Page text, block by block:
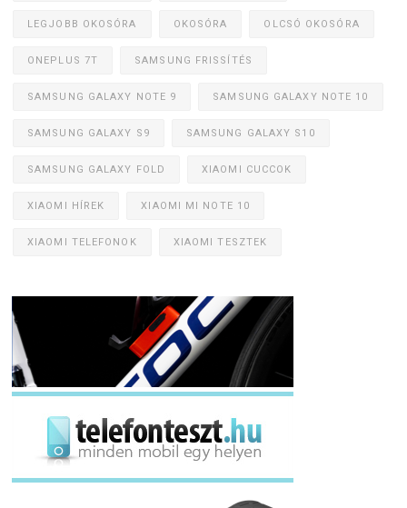
LEGJOBB OKOSÓRA OKOSÓRA OLCSÓ OKOSÓRA
ONEPLUS 7T SAMSUNG FRISSÍTÉS
SAMSUNG GALAXY NOTE 9 SAMSUNG GALAXY NOTE 10
SAMSUNG GALAXY S9 SAMSUNG GALAXY S10
SAMSUNG GALAXY FOLD XIAOMI CUCCOK
XIAOMI HÍREK XIAOMI MI NOTE 10
XIAOMI TELEFONOK XIAOMI TESZTEK